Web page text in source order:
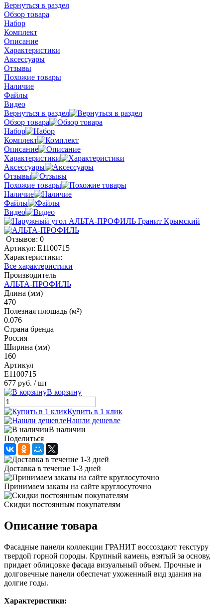
Вернуться в раздел
Обзор товара
Набор
Комплект
Описание
Характеристики
Аксессуары
Отзывы
Похожие товары
Наличие
Файлы
Видео
Вернуться в раздел
Обзор товара
Набор
Комплект
Описание
Характеристики
Аксессуары
Отзывы
Похожие товары
Наличие
Файлы
Видео
Отзывов: 0
Артикул: E1100715
Характеристики:
Все характеристики
Производитель
АЛЬТА-ПРОФИЛЬ
Длина (мм)
470
Полезная площадь (м²)
0.076
Страна бренда
Россия
Ширина (мм)
160
Артикул
E1100715
677 руб. / шт
В корзину
Купить в 1 клик
Нашли дешевле
В наличии
Поделиться
Доставка в течение 1-3 дней
Принимаем заказы на сайте круглосуточно
Скидки постоянным покупателям
Описание товара
Фасадные панели коллекции ГРАНИТ воссоздают текстуру
твердой горной породы. Крупный камень, взятый за основу,
придает облицовке фасада визуальный объем. Прочные и
долговечные панели обеспечат ухоженный вид здания на
долгие годы.
Характеристики: